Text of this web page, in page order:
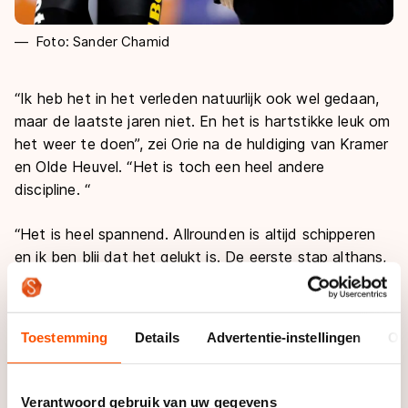
Toestemming Details Advertentie-instellingen
Verantwoord gebruik van uw gegevens
Foto: Sander Chamid
“Ik heb het in het verleden natuurlijk ook wel gedaan,
maar de laatste jaren niet. En het is hartstikke leuk om
het weer te doen”, zei Orie na de huldiging van Kramer
en Olde Heuvel. “Het is toch een heel andere
discipline. “
“Het is heel spannend. Allrounden is altijd schipperen
en ik ben blij dat het gelukt is. De eerste stap althans,
nu nog het EK en het WK.”
allerlei pluimage: sprinters, allrounders, dames en heren.
Die afwisseling tussen de disciplines bevalt de trainer